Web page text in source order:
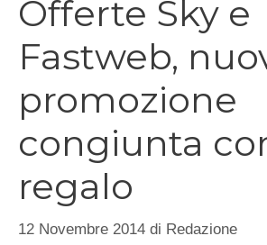
Offerte Sky e
Fastweb,
promozione
congiunta
regalo
12 Novembre 2014 di Redazione